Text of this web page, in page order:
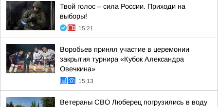
Твой голос – сила России. Приходи на
выборы!
15:21
Воробьев принял участие в церемонии
закрытия турнира «Кубок Александра
Овечкина»
15:13
Ветераны СВО Люберец погрузились в воду